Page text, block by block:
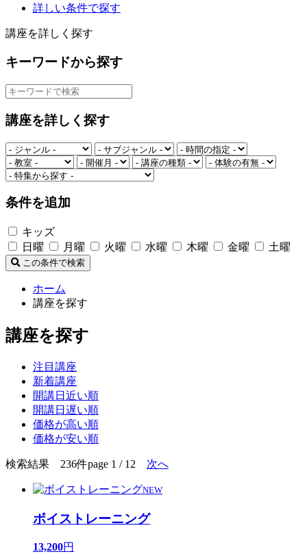
詳しい条件で探す
講座を詳しく探す
キーワードから探す
講座を詳しく探す
条件を追加
キッズ
日曜
月曜 火曜 水曜 木曜 金曜 土曜
この条件で検索
ホーム
講座を探す
講座を探す
注目講座
新着講座
開講日近い順
開講日遅い順
価格が高い順
価格が安い順
検索結果 236件page 1 / 12 次へ
NEW
ボイストレーニング
13,200円